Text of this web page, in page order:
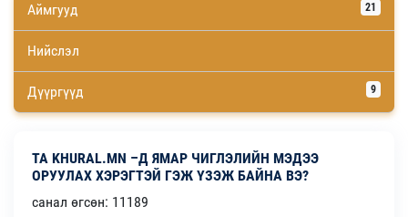
Аймгууд 21
Нийслэл
Дүүргүүд 9
ТА KHURAL.MN –Д ЯМАР ЧИГЛЭЛИЙН МЭДЭЭ
ОРУУЛАХ ХЭРЭГТЭЙ ГЭЖ ҮЗЭЖ БАЙНА ВЭ?
санал өгсөн: 11189